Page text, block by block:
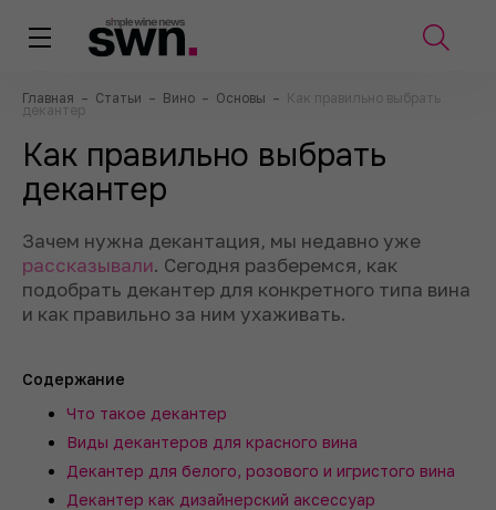
Главная – Статьи – Вино – Основы – Как правильно выбрать
декантер
Как правильно выбрать
декантер
Зачем нужна декантация, мы недавно уже
рассказывали. Сегодня разберемся, как
подобрать декантер для конкретного типа вина
и как правильно за ним ухаживать.
Содержание
Что такое декантер
Виды декантеров для красного вина
Декантер для белого, розового и игристого вина
Декантер как дизайнерский аксессуар